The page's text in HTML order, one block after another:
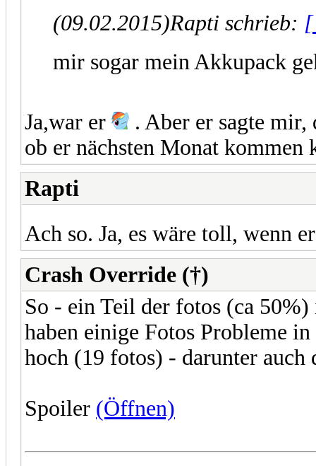
(09.02.2015)Rapti schrieb:
mir sogar mein Akkupack
Ja,war er
. Aber er sagte mir,
ob er nächsten Monat kommen
Rapti
Ach so. Ja, es wäre toll, wenn
Crash Override (†)
So - ein Teil der fotos (ca
haben einige Fotos Probleme
hoch (19 fotos) - darunter auch
Spoiler (Öffnen)